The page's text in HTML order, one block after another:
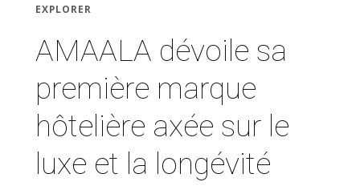
EXPLORER
AMAALA dévoile sa
première marque
hôtelière axée sur le
luxe et la longévité